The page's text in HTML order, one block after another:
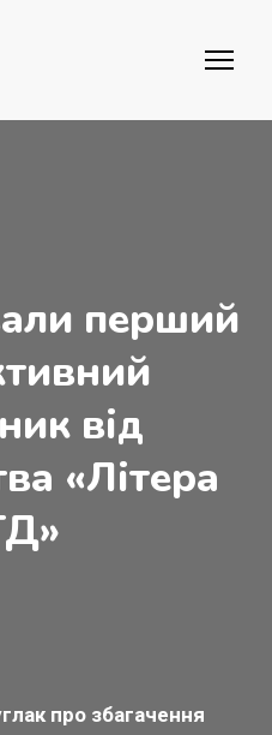
перший
від
«Літера
про збагачення